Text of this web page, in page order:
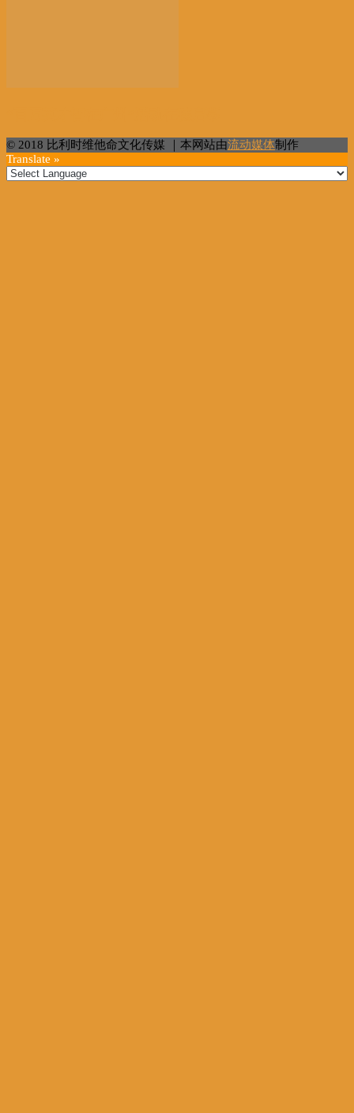
© 2018 比利时维他命文化传媒 ｜本网站由流动媒体制作
Translate »